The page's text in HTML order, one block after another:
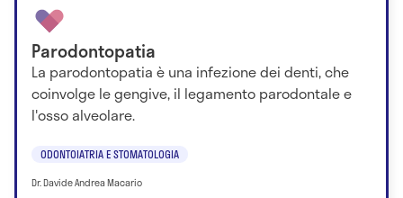
Parodontopatia
La parodontopatia è una infezione dei denti, che
coinvolge le gengive, il legamento parodontale e
l'osso alveolare.
ODONTOIATRIA E STOMATOLOGIA
Dr. Davide Andrea Macario